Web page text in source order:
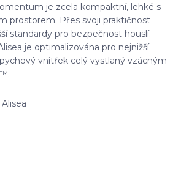
je zcela kompaktní, lehké s
prostorem. Přes svoji praktičnost
standardy pro bezpečnost houslí.
je optimalizována pro nejnižší
vnitřek celý vystlaný vzácným